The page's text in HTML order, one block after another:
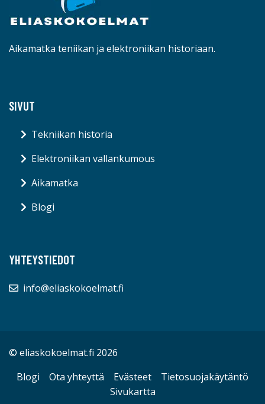
Aikamatka teniikan ja elektroniikan historiaan.
SIVUT
Tekniikan historia
Elektroniikan vallankumous
Aikamatka
Blogi
YHTEYSTIEDOT
info@eliaskokoelmat.fi
© eliaskokoelmat.fi 2026
Blogi
Ota yhteyttä Evästeet
Tietosuojakäytäntö
Sivukartta